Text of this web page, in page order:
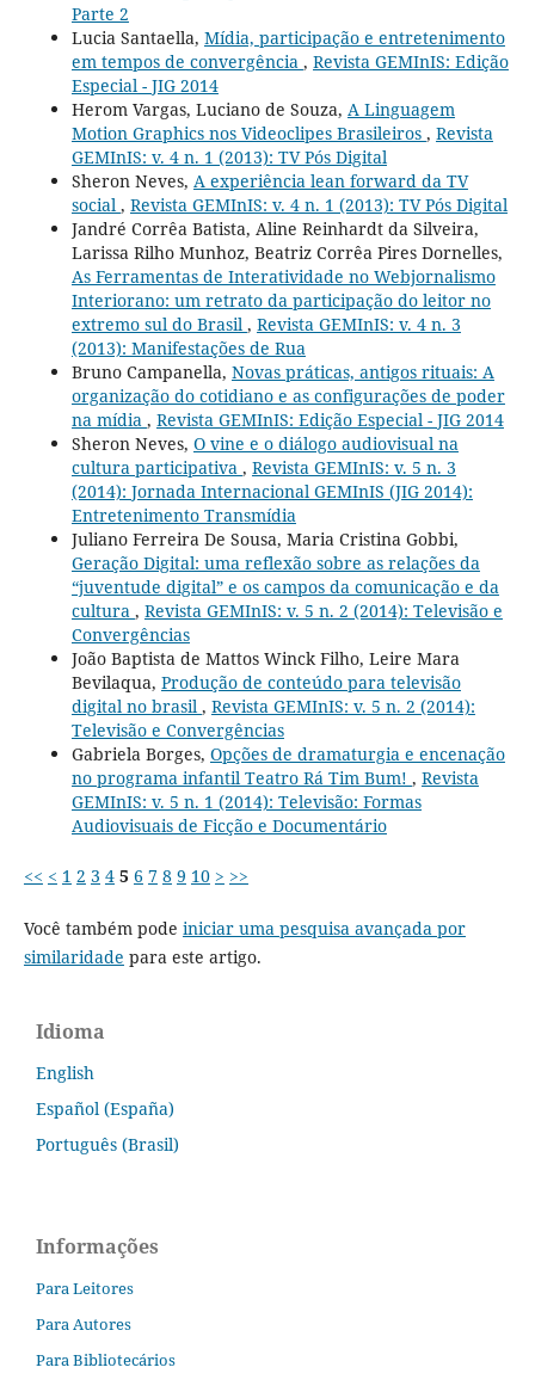
Parte 2
Lucia Santaella, Mídia, participação e entretenimento
em tempos de convergência , Revista GEMInIS: Edição
Especial - JIG 2014
Herom Vargas, Luciano de Souza, A Linguagem
Motion Graphics nos Videoclipes Brasileiros , Revista
GEMInIS: v. 4 n. 1 (2013): TV Pós Digital
Sheron Neves, A experiência lean forward da TV
social , Revista GEMInIS: v. 4 n. 1 (2013): TV Pós Digital
Jandré Corrêa Batista, Aline Reinhardt da Silveira,
Larissa Rilho Munhoz, Beatriz Corrêa Pires Dornelles,
As Ferramentas de Interatividade no Webjornalismo
Interiorano: um retrato da participação do leitor no
extremo sul do Brasil , Revista GEMInIS: v. 4 n. 3
(2013): Manifestações de Rua
Bruno Campanella, Novas práticas, antigos rituais: A
organização do cotidiano e as configurações de poder
na mídia , Revista GEMInIS: Edição Especial - JIG 2014
Sheron Neves, O vine e o diálogo audiovisual na
cultura participativa , Revista GEMInIS: v. 5 n. 3
(2014): Jornada Internacional GEMInIS (JIG 2014):
Entretenimento Transmídia
Juliano Ferreira De Sousa, Maria Cristina Gobbi,
Geração Digital: uma reflexão sobre as relações da
“juventude digital” e os campos da comunicação e da
cultura , Revista GEMInIS: v. 5 n. 2 (2014): Televisão e
Convergências
João Baptista de Mattos Winck Filho, Leire Mara
Bevilaqua, Produção de conteúdo para televisão
digital no brasil , Revista GEMInIS: v. 5 n. 2 (2014):
Televisão e Convergências
Gabriela Borges, Opções de dramaturgia e encenação
no programa infantil Teatro Rá Tim Bum! , Revista
GEMInIS: v. 5 n. 1 (2014): Televisão: Formas
Audiovisuais de Ficção e Documentário
<< < 1 2 3 4 5 6 7 8 9 10 > >>
Você também pode iniciar uma pesquisa avançada por
similaridade para este artigo.
Idioma
English
Español (España)
Português (Brasil)
Informações
Para Leitores
Para Autores
Para Bibliotecários